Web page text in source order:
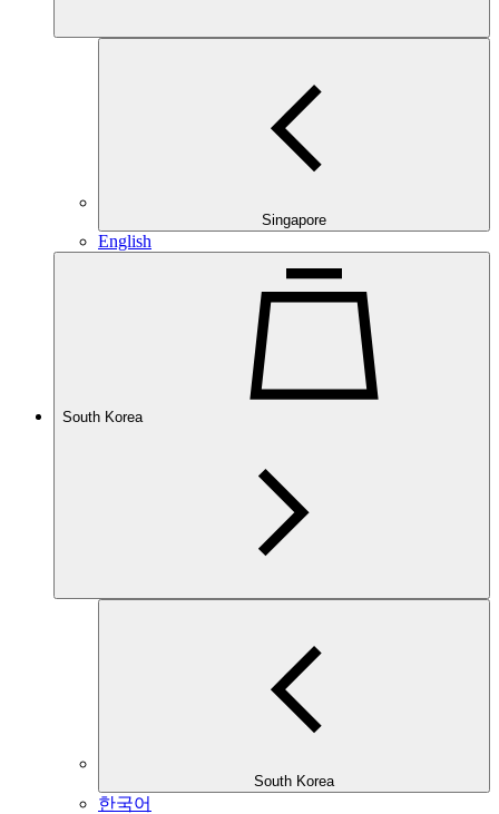
Singapore
English
South Korea
South Korea
한국어